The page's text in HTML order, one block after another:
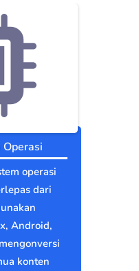
operasi
dari
Android,
konten